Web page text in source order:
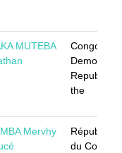
MUTEBA
Congo, the
Democratic
Republic of
the
Mervhy
République
du Congo